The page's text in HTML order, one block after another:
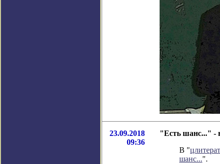
23.09.2018
09:36
"Есть шанс..." -
В "
шанс...".